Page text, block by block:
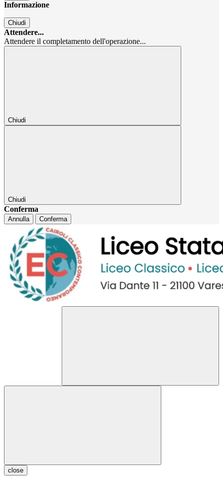
Informazione
Chiudi
Attendere...
Attendere il completamento dell'operazione...
Chiudi
Chiudi
Conferma
Annulla Conferma
close